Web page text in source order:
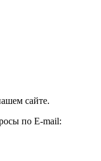
сайте.
по E-mail: